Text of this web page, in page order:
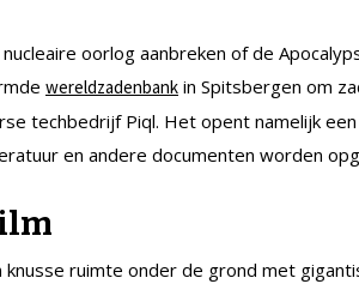
oorlog aanbreken of de
wereldzadenbank in Spitsbergen om
techbedrijf Piql. Het opent namelijk
en andere documenten worden
knusse ruimte onder de grond met